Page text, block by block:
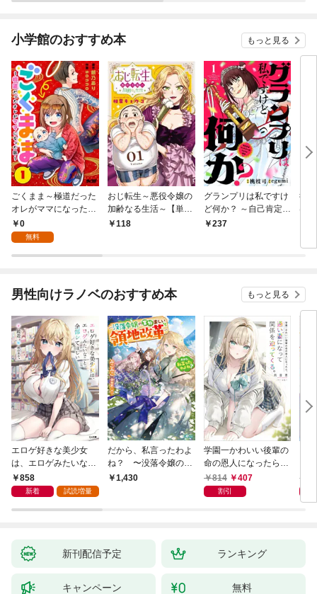
小学館のおすすめ本 もっと見る
ごくまま～極道だった
オレがママになった話
～【単話】（１）
0
無料
おじ転生～悪役令嬢の
加齢なる生活～【単
話】（１）
118
グランプリは私ですけ
ど何か？ ～自己肯定モ
ンスターのミスコン無
237
後
は
男性向けラノベのおすすめ本 もっと見る
エロゲ好きな美少女
は、エロゲみたいなこ
と全部シてほしい【電
子ＳＳ特典付き】
858
新着 試読増量
だから、私言ったわよ
ね？ 〜没落令嬢の案
外楽しい領地改革〜
1,430
学園一かわいい後輩の
命の恩人になったら、
通い妻になって関係を
迫ってくる。
814 407
割引
新刊配信予定 ランキング
キャンペーン 無料